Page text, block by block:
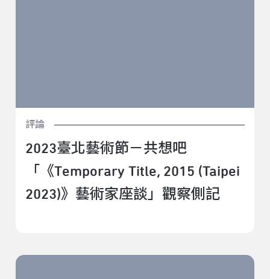
評論
2023臺北藝術節－共想吧
「《Temporary Title, 2015 (Taipei
2023)》藝術家座談」觀察側記
2023臺北藝術節－共想吧 「《太陽與海》藝術家及策展